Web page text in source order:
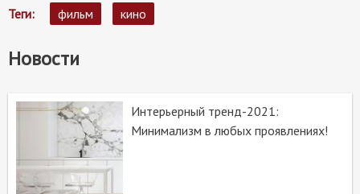
Теги фильм кино
Новости
Интерьерный тренд-2021:
Минимализм в любых проявлениях!